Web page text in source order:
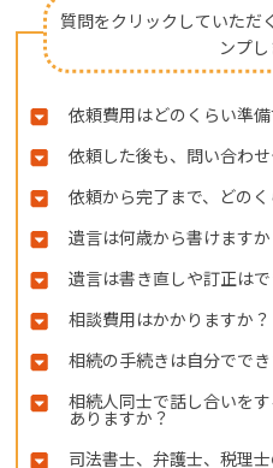
相
る
相
こ
質問をクリックしていただ
ンプし
依頼費用はどのくらい準
依頼した後も、問い合わ
依頼から完了まで、どの
遺言は何歳から書けますか
遺言は書き直しや訂正はで
相談費用はかかりますか？
相続の手続きは自分ででき
相続人同士で話し合いを
ありますか？
司法書士、弁護士、税理